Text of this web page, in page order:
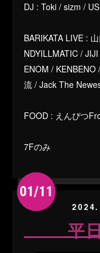
DJ : Toki / sizm /
BARIKATA LIVE :
NDYILLMATIC /
ENOM /
流 / Jack The
FOOD : えんぴつ
7Fのみ
01/11
平